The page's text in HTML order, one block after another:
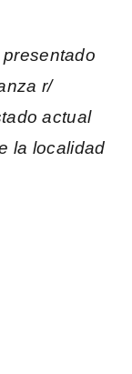
r/
actual
la localidad